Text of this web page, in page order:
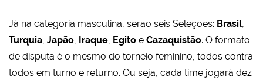
Já na categoria masculina, serão seis Seleções: Brasil,
Turquia, Japão, Iraque, Egito e Cazaquistão. O formato
de disputa é o mesmo do torneio feminino, todos contra
todos em turno e returno. Ou seja, cada time jogará dez